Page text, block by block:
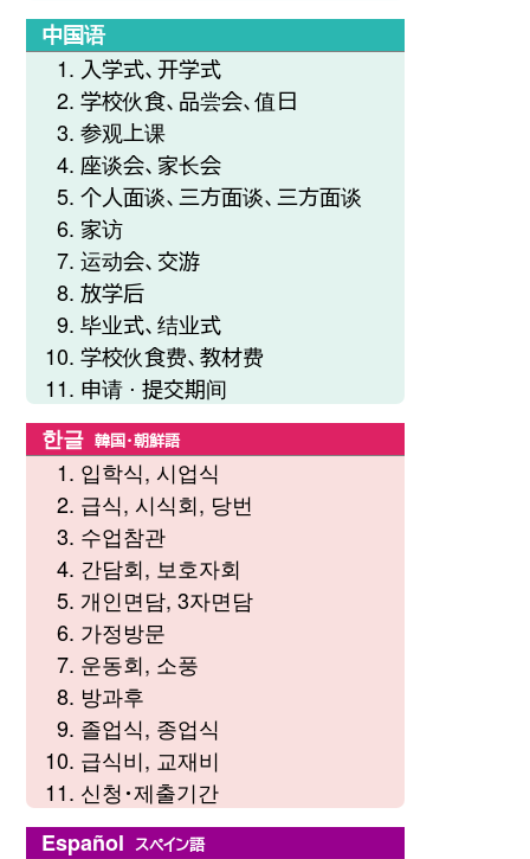
中国语
入学式、开学式
学校伙食、品尝会、值日
参观上课
座谈会、家长会
个人面谈、三方面谈、三方面谈
家访
运动会、交游
放学后
毕业式、结业式
学校伙食费、教材费
申请 ⋅ 提交期间
한글 韓国・朝鮮語
입학식, 시업식
급식, 시식회, 당번
수업참관
간담회, 보호자회
개인면담, 3자면담
가정방문
운동회, 소풍
방과후
졸업식, 종업식
급식비, 교재비
신청・제출기간
Español スペイン語